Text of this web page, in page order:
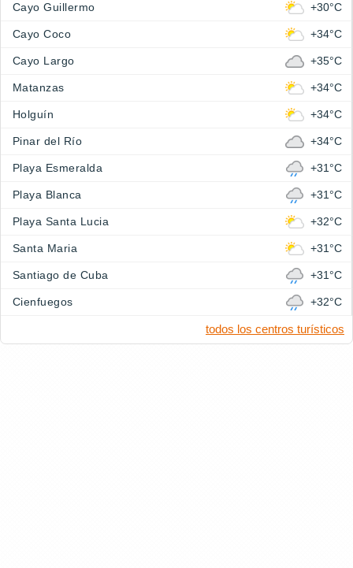
Cayo Guillermo +30°C
Cayo Coco +34°C
Cayo Largo +35°C
Matanzas +34°C
Holguín +34°C
Pinar del Río +34°C
Playa Esmeralda +31°C
Playa Blanca +31°C
Playa Santa Lucia +32°C
Santa Maria +31°C
Santiago de Cuba +31°C
Cienfuegos +32°C
todos los centros turísticos